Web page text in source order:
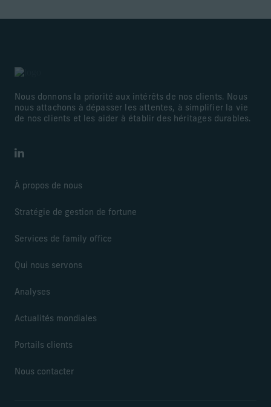
Nous donnons la priorité aux intérêts de nos clients. Nous
nous attachons à dépasser les attentes, à simplifier la vie
de nos clients et les aider à établir des héritages durables.
LinkedIn
À propos de nous
Stratégie de gestion de fortune
Services de family office
Qui nous servons
Analyses
Actualités mondiales
Portails clients
Nous contacter